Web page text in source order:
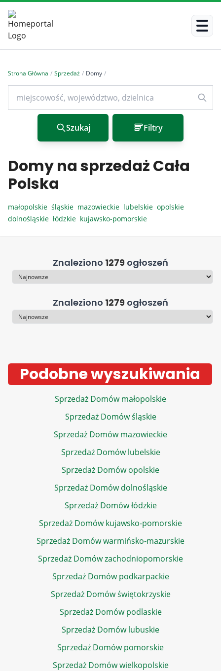
Strona Główna / Sprzedaż / Domy /
Szukaj Filtry
Domy na sprzedaż Cała
Polska
małopolskie śląskie mazowieckie lubelskie opolskie
dolnośląskie łódzkie kujawsko-pomorskie
Znaleziono 1279 ogłoszeń
Sortowanie
Znaleziono 1279 ogłoszeń
Sortowanie
Podobne wyszukiwania
Sprzedaż Domów małopolskie
Sprzedaż Domów śląskie
Sprzedaż Domów mazowieckie
Sprzedaż Domów lubelskie
Sprzedaż Domów opolskie
Sprzedaż Domów dolnośląskie
Sprzedaż Domów łódzkie
Sprzedaż Domów kujawsko-pomorskie
Sprzedaż Domów warmińsko-mazurskie
Sprzedaż Domów zachodniopomorskie
Sprzedaż Domów podkarpackie
Sprzedaż Domów świętokrzyskie
Sprzedaż Domów podlaskie
Sprzedaż Domów lubuskie
Sprzedaż Domów pomorskie
Sprzedaż Domów wielkopolskie